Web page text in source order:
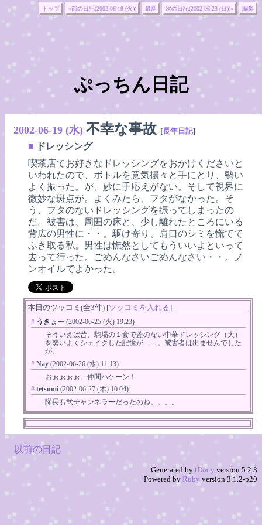
トップ «前の日記(2002-06-18 (火)) 最新 次の日記(2002-06-23 (日))» 編集
ぷっちん日記
2002-06-19 (水) 不幸な事故 [長年日記]
■ ドレッシング
喫茶店でお好きなドレッシングをおかけくださいと
いわれたので、ボトルを意気揚々と手にとり、勢い
よく振った。が、妙に手応えがない。そして視界に
微妙な斑点が。よくみたら、フタがなかった。そ
う、フタのないドレッシングを振ってしまったの
だ。被害は、周囲の床と、少し離れたところにいる
背広の男性に・・。駆け寄り、肩口のシミを慌てて
ふき取る私。男性は憮然としてもういいよといって
去って行った。ごめんなさいごめんなさい・・。ノ
ンオイルでよかった。
本日のツッコミ(全3件) [ツッコミを入れる]
# うきょー (2002-06-25 (火) 19:23)
そういえば昔、駒場の１食で蓋のない中華ドレッシング（大）
を勢いよくシェイクした記憶が……。被害者は出ませんでした
が。
# Nay (2002-06-26 (水) 11:13)
おぉぉぉぉ。仲間ハケーン！
# tetsumi (2002-06-27 (木) 10:04)
隊長も弐チャンネラーだったのね。。。。
以前の日記
Generated by tDiary version 5.2.3
Powered by Ruby version 3.1.2-p20